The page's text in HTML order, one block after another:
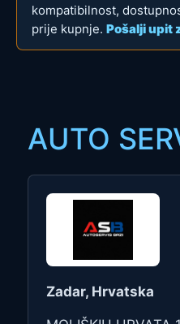
kompatibilnost,
prije kupnje. Pošalji upit
AUTO
Zadar, Hrvatska